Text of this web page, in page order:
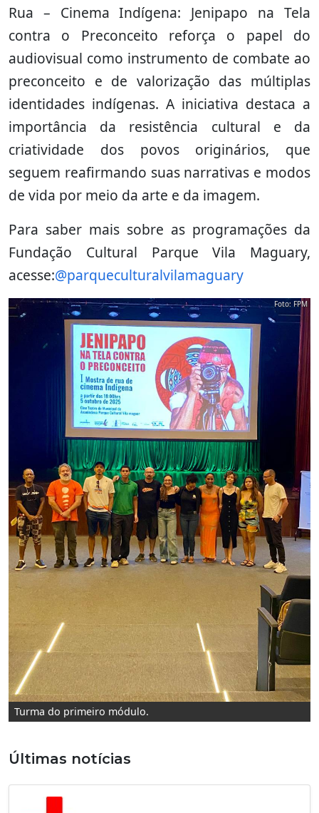
Rua – Cinema Indígena: Jenipapo na Tela
contra o Preconceito reforça o papel do
audiovisual como instrumento de combate ao
preconceito e de valorização das múltiplas
identidades indígenas. A iniciativa destaca a
importância da resistência cultural e da
criatividade dos povos originários, que
seguem reafirmando suas narrativas e modos
de vida por meio da arte e da imagem.
Para saber mais sobre as programações da
Fundação Cultural Parque Vila Maguary,
acesse:@parqueculturalvilamaguary
Turma do primeiro módulo.
Foto: FPM
Últimas notícias